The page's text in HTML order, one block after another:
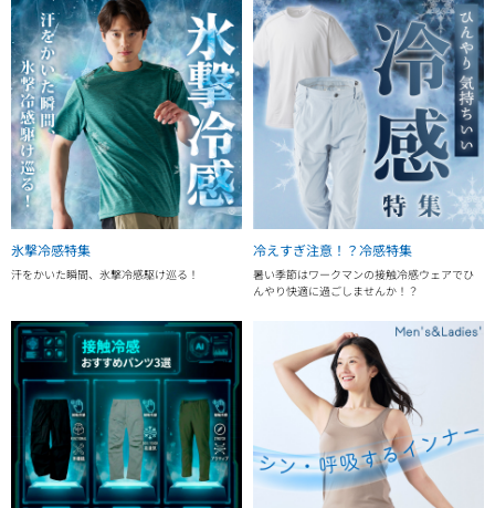
氷撃冷感特集
汗をかいた瞬間、氷撃冷感駆け巡る！
冷えすぎ注意！？冷感特集
暑い季節はワークマンの接触冷感ウェアでひ
んやり快適に過ごしませんか！？